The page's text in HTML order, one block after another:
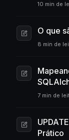
10 min de
O que
8 min de
7 min de
Prático